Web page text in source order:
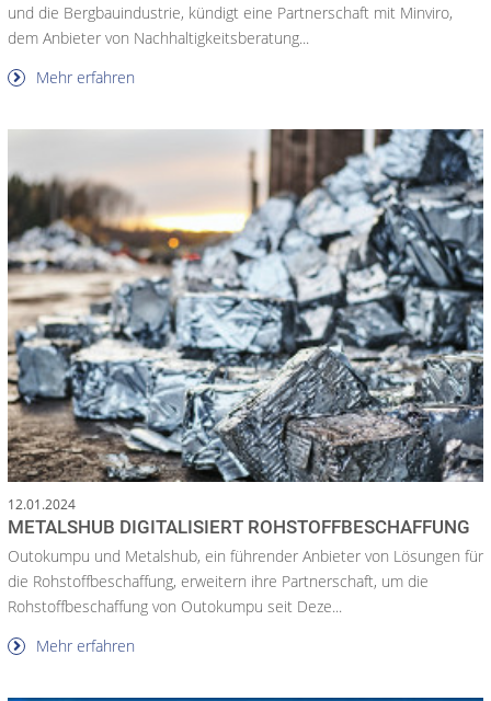
und die Bergbauindustrie, kündigt eine Partnerschaft mit Minviro,
dem Anbieter von Nachhaltigkeitsberatung...
Mehr erfahren
12.01.2024
METALSHUB DIGITALISIERT ROHSTOFFBESCHAFFUNG
Outokumpu und Metalshub, ein führender Anbieter von Lösungen für
die Rohstoffbeschaffung, erweitern ihre Partnerschaft, um die
Rohstoffbeschaffung von Outokumpu seit Deze...
Mehr erfahren